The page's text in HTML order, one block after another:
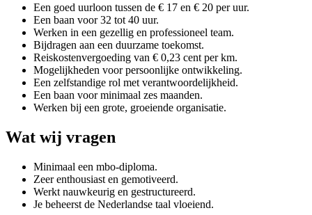
Een goed uurloon tussen de € 17 en € 20 per uur.
Een baan voor 32 tot 40 uur.
Werken in een gezellig en professioneel team.
Bijdragen aan een duurzame toekomst.
Reiskostenvergoeding van € 0,23 cent per km.
Mogelijkheden voor persoonlijke ontwikkeling.
Een zelfstandige rol met verantwoordelijkheid.
Een baan voor minimaal zes maanden.
Werken bij een grote, groeiende organisatie.
Wat wij vragen
Minimaal een mbo-diploma.
Zeer enthousiast en gemotiveerd.
Werkt nauwkeurig en gestructureerd.
Je beheerst de Nederlandse taal vloeiend.